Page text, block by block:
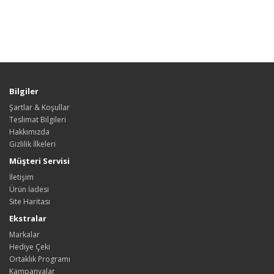
Bilgiler
Şartlar & Koşullar
Teslimat Bilgileri
Hakkımızda
Gizlilik İlkeleri
Müşteri Servisi
İletişim
Ürün İadesi
Site Haritası
Ekstralar
Markalar
Hediye Çeki
Ortaklık Programı
Kampanyalar